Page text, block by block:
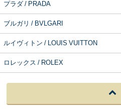
プラダ / PRADA
ブルガリ / BVLGARI
ルイヴィトン / LOUIS VUITTON
ロレックス / ROLEX